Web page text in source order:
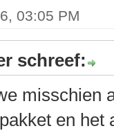
03:05 PM
schreef:
misschien
en het